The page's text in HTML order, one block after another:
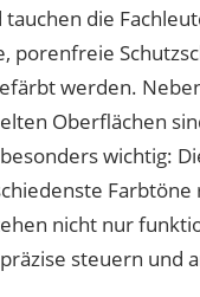
die
porenfreie
werden.
Oberflächen
wichtig:
nicht nur
steuern und